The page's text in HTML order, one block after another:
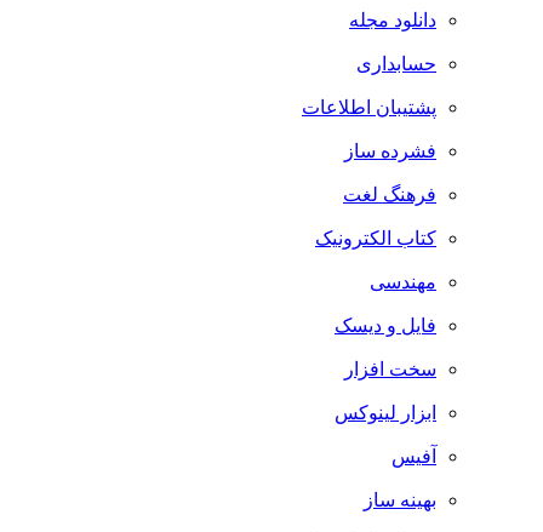
دانلود مجله
حسابداری
پشتیبان اطلاعات
فشرده ساز
فرهنگ لغت
کتاب الکترونیک
مهندسی
فایل و دیسک
سخت افزار
ابزار لینوکس
آفیس
بهینه ساز